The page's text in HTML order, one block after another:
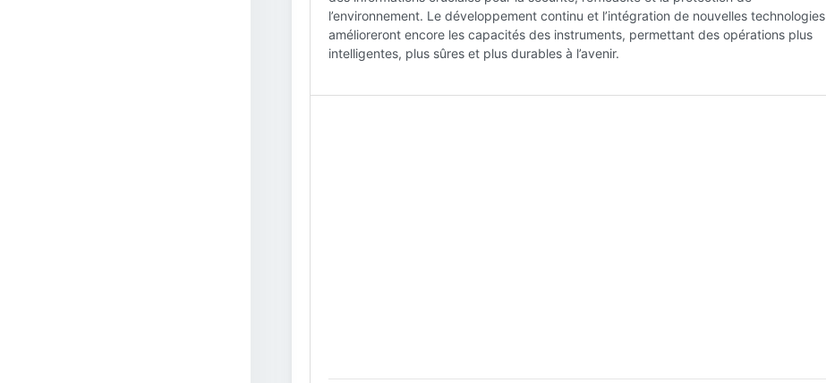
l’environnement. Le développement continu et l’intégration de nouvelles technologies
amélioreront encore les capacités des instruments, permettant des opérations plus
intelligentes, plus sûres et plus durables à l’avenir.